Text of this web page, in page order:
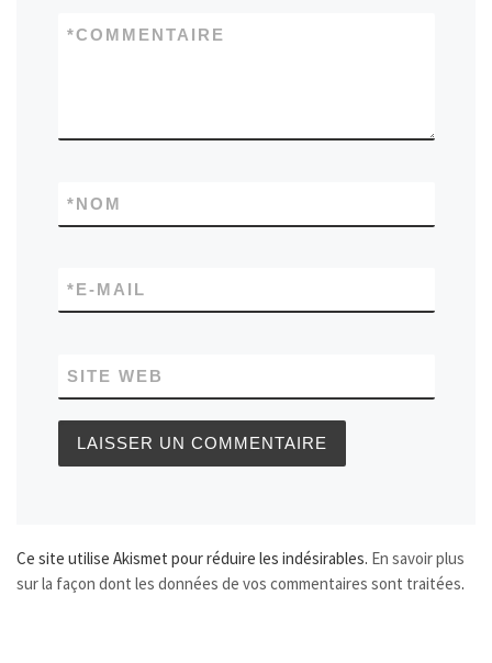
COMMENTAIRE
*
NOM
*
E-MAIL
*
SITE WEB
Ce site utilise Akismet pour réduire les indésirables. En savoir plus
sur la façon dont les données de vos commentaires sont traitées.